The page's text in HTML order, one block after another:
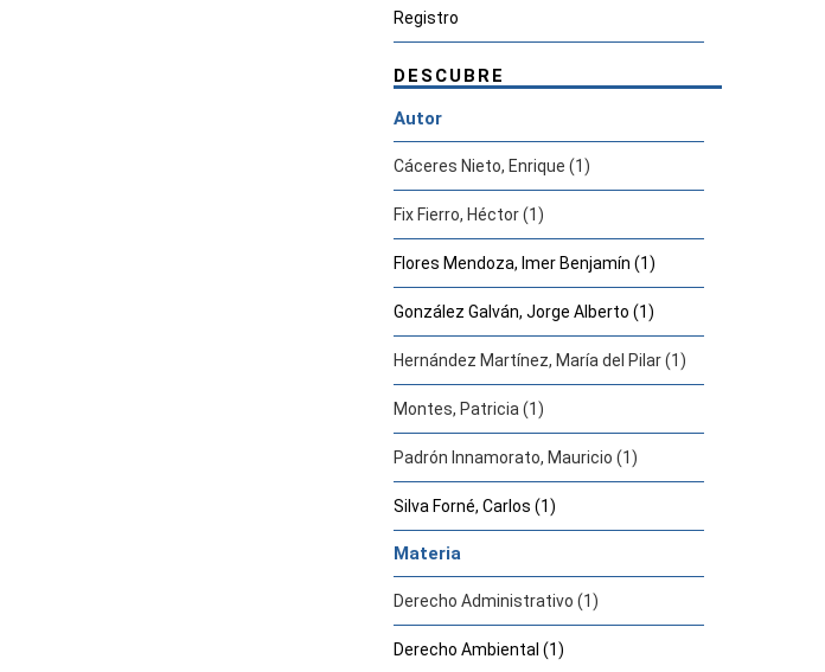
Registro
DESCUBRE
Autor
Cáceres Nieto, Enrique (1)
Fix Fierro, Héctor (1)
Flores Mendoza, Imer Benjamín (1)
González Galván, Jorge Alberto (1)
Hernández Martínez, María del Pilar (1)
Montes, Patricia (1)
Padrón Innamorato, Mauricio (1)
Silva Forné, Carlos (1)
Materia
Derecho Administrativo (1)
Derecho Ambiental (1)